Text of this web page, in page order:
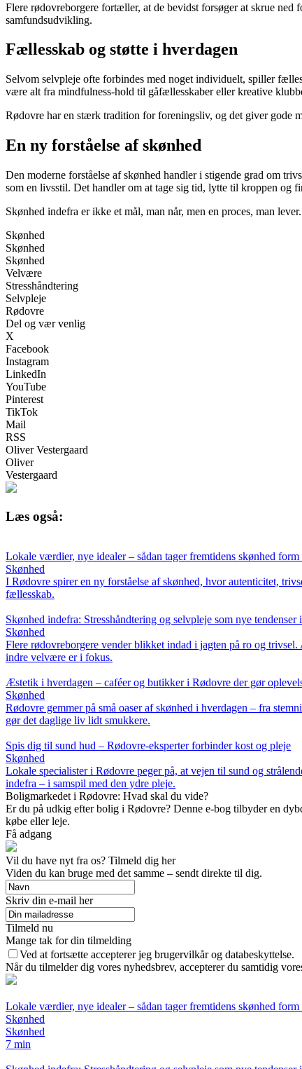
Flere rødovreborgere fortæller, at de bevidst forsøger at skrue
samfundsudvikling.
Fællesskab og støtte i hverdagen
Selvom selvpleje ofte forbindes med noget individuelt, spiller
være alt fra mindfulness-hold til gåfællesskaber eller kreative
Rødovre har en stærk tradition for foreningsliv, og det giver gode
En ny forståelse af skønhed
Den moderne forståelse af skønhed handler i stigende grad om
som en livsstil. Det handler om at tage sig tid, lytte til kroppen og
Skønhed indefra er ikke et mål, man når, men en proces, man
Skønhed
Skønhed
Skønhed
Velvære
Stresshåndtering
Selvpleje
Rødovre
Del og vær venlig
X
Facebook
Instagram
LinkedIn
YouTube
Pinterest
TikTok
Mail
RSS
Oliver Vestergaard
Oliver
Vestergaard
Læs også:
Lokale værdier, nye idealer – sådan tager fremtidens skønhed
Skønhed
I Rødovre spirer en ny forståelse af skønhed, hvor autenticitet,
fællesskab.
Skønhed indefra: Stresshåndtering og selvpleje som nye tendenser
Skønhed
Flere rødovreborgere vender blikket indad i jagten på ro og
indre velvære er i fokus.
Æstetik i hverdagen – caféer og butikker i Rødovre der gør
Skønhed
Rødovre gemmer på små oaser af skønhed i hverdagen – fra
gør det daglige liv lidt smukkere.
Spis dig til sund hud – Rødovre-eksperter forbinder kost og pleje
Skønhed
Lokale specialister i Rødovre peger på, at vejen til sund og
indefra – i samspil med den ydre pleje.
Boligmarkedet i Rødovre: Hvad skal du vide?
Er du på udkig efter bolig i Rødovre? Denne e-bog tilbyder en
købe eller leje.
Få adgang
Vil du have nyt fra os? Tilmeld dig her
Viden du kan bruge med det samme – sendt direkte til dig.
Skriv din e-mail her
Tilmeld nu
Mange tak for din tilmelding
Ved at fortsætte accepterer jeg brugervilkår og databeskyttelse.
Når du tilmelder dig vores nyhedsbrev, accepterer du samtidig
Lokale værdier, nye idealer – sådan tager fremtidens skønhed
Skønhed
Skønhed
7 min